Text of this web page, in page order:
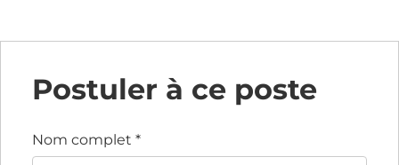
Postuler à ce poste
Nom complet *